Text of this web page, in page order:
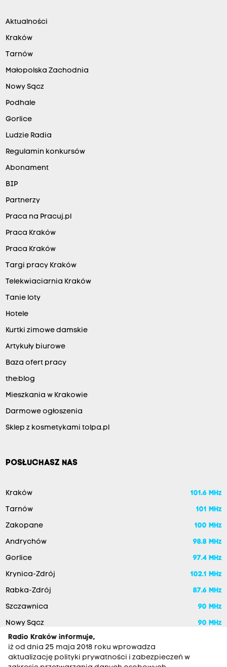
Aktualności
Kraków
Tarnów
Małopolska Zachodnia
Nowy Sącz
Podhale
Gorlice
Ludzie Radia
Regulamin konkursów
Abonament
BIP
Partnerzy
Praca na Pracuj.pl
Praca Kraków
Praca Kraków
Targi pracy Kraków
Telekwiaciarnia Kraków
Tanie loty
Hotele
Kurtki zimowe damskie
Artykuły biurowe
Baza ofert pracy
the:blog
Mieszkania w Krakowie
Darmowe ogłoszenia
Sklep z kosmetykami tolpa.pl
POSŁUCHASZ NAS
Kraków 101.6 MHz
Tarnów 101 MHz
Zakopane 100 MHz
Andrychów 98.8 MHz
Gorlice 97.4 MHz
Krynica-Zdrój 102.1 MHz
Rabka-Zdrój 87.6 MHz
Szczawnica 90 MHz
Nowy Sącz
90 MHz
Radio Kraków informuje,
iż od dnia 25 maja 2018 roku wprowadza
aktualizację polityki prywatności i zabezpieczeń w